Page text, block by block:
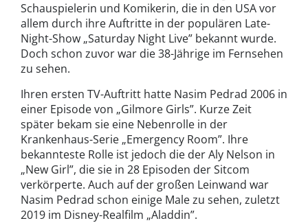
Schauspielerin und Komikerin, die in den USA vor
allem durch ihre Auftritte in der populären Late-
Night-Show „Saturday Night Live” bekannt wurde.
Doch schon zuvor war die 38-Jährige im Fernsehen
zu sehen.
Ihren ersten TV-Auftritt hatte Nasim Pedrad 2006 in
einer Episode von „Gilmore Girls”. Kurze Zeit
später bekam sie eine Nebenrolle in der
Krankenhaus-Serie „Emergency Room”. Ihre
bekannteste Rolle ist jedoch die der Aly Nelson in
„New Girl”, die sie in 28 Episoden der Sitcom
verkörperte. Auch auf der großen Leinwand war
Nasim Pedrad schon einige Male zu sehen, zuletzt
2019 im Disney-Realfilm „Aladdin”.